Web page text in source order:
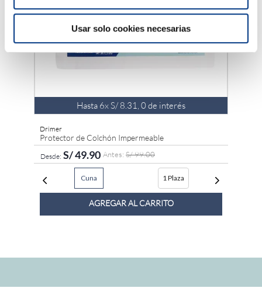
Usar solo cookies necesarias
Hasta 6xS/ 8 31 0de interés
Drimer
Protector de Colchón Impermeable
S/49.90 S/99.00
Cuna 1 Plaza
AGREGAR AL CARRITO